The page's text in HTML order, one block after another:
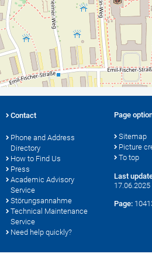
Contact
Phone and Address
Directory
How to Find Us
Press
Academic Advisory
Service
Störungsannahme
Technical Maintenance
Service
Need help quickly?
Page
Sitemap
Picture
To top
Last
17.06.2025
Page: